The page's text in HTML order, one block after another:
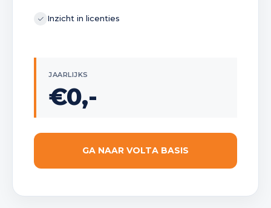
Inzicht in licenties
JAARLIJKS
€0,-
GA NAAR VOLTA BASIS